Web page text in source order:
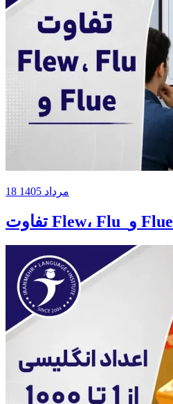
18 مرداد 1405
تفاوت Flew، Flu و Flue